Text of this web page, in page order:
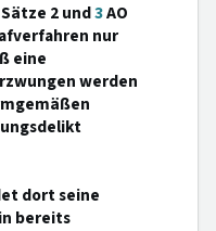
2 und3AO
nur
eine
werden
dort seine
bereits